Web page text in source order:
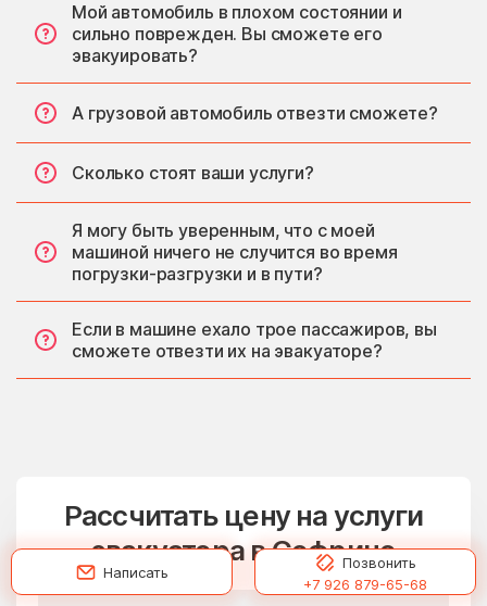
Мой автомобиль в плохом состоянии и
сильно поврежден. Вы сможете его
эвакуировать?
А грузовой автомобиль отвезти сможете?
Сколько стоят ваши услуги?
Я могу быть уверенным, что с моей
машиной ничего не случится во время
погрузки-разгрузки и в пути?
Если в машине ехало трое пассажиров, вы
сможете отвезти их на эвакуаторе?
Рассчитать цену на услуги
эвакуатора в Софрино
Написать
Позвонить
+7 926 879-65-68